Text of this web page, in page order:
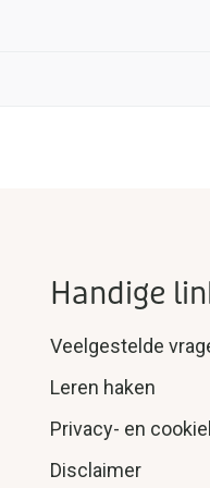
Handige
Veelgestelde
Leren haken
Privacy- en
Disclaimer